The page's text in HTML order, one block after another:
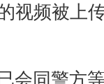
视频被上
会同警方